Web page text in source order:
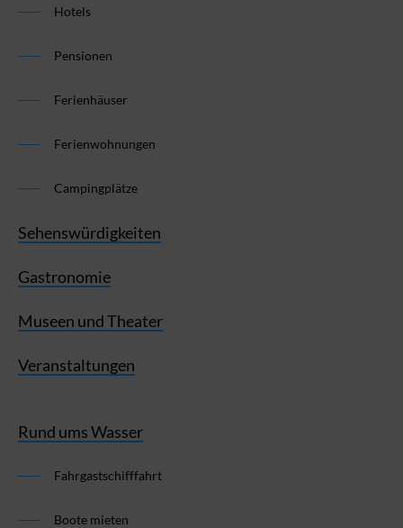
Hotels
Pensionen
Ferienhäuser
Ferienwohnungen
Campingplätze
Sehenswürdigkeiten
Gastronomie
Museen und Theater
Veranstaltungen
Rund ums Wasser
Fahrgastschifffahrt
Boote mieten